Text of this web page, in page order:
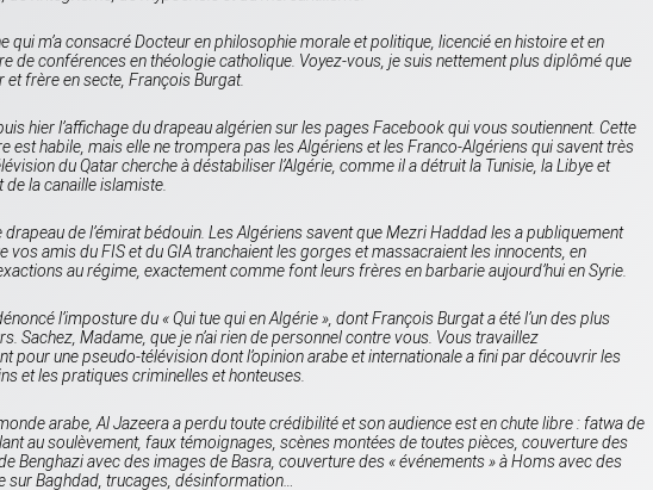
qui m’a consacré Docteur en philosophie morale et politique, licencié en histoire et en
de conférences en théologie catholique. Voyez-vous, je suis nettement plus diplômé que
frère en secte, François Burgat.
hier l’affichage du drapeau algérien sur les pagesFacebookqui vous soutiennent. Cette
est habile, mais elle ne trompera pas les Algériens et les Franco-Algériens qui savent très
du Qatar cherche à déstabiliser l’Algérie, comme il a détruit la Tunisie, la Libye et
de la canaille islamiste.
de l’émirat bédouin. Les Algériens savent que Mezri Haddad les a publiquement
vos amis du FIS et du GIA tranchaient les gorges et massacraient les innocents, en
au régime, exactement comme font leurs frères en barbarie aujourd’hui en Syrie.
l’imposture du «Qui tue qui en Algérie», dont François Burgat a été l’un des plus
Sachez, Madame, que je n’ai rien de personnel contre vous. Vous travaillez
pour une pseudo-télévision dont l’opinion arabe et internationale a fini par découvrir les
et les pratiques criminelles et honteuses.
arabe,Al Jazeeraa perdu toute crédibilité et son audience est en chute libre : fatwa de
au soulèvement, faux témoignages, scènes montées de toutes pièces, couverture des
Benghazi avec des images de Basra, couverture des « événements » à Homs avec des
sur Baghdad, trucages, désinformation…